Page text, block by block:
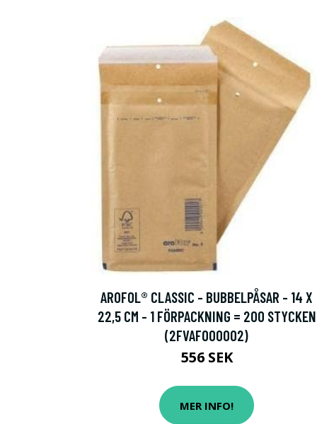
AROFOL® CLASSIC - BUBBELPÅSAR - 14 X
22,5 CM - 1 FÖRPACKNING = 200 STYCKEN
(2FVAF000002)
556 SEK
MER INFO!